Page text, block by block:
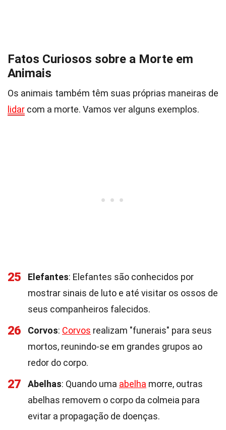
Fatos Curiosos sobre a Morte em
Animais
Os animais também têm suas próprias maneiras de
lidar com a morte. Vamos ver alguns exemplos.
25 Elefantes: Elefantes são conhecidos por
mostrar sinais de luto e até visitar os ossos de
seus companheiros falecidos.
26 Corvos: Corvos realizam "funerais" para seus
mortos, reunindo-se em grandes grupos ao
redor do corpo.
27 Abelhas: Quando uma abelha morre, outras
abelhas removem o corpo da colmeia para
evitar a propagação de doenças.